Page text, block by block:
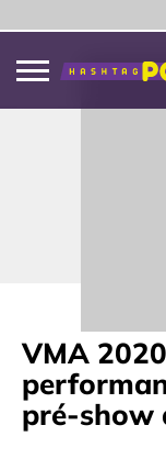
VMA
pré-show